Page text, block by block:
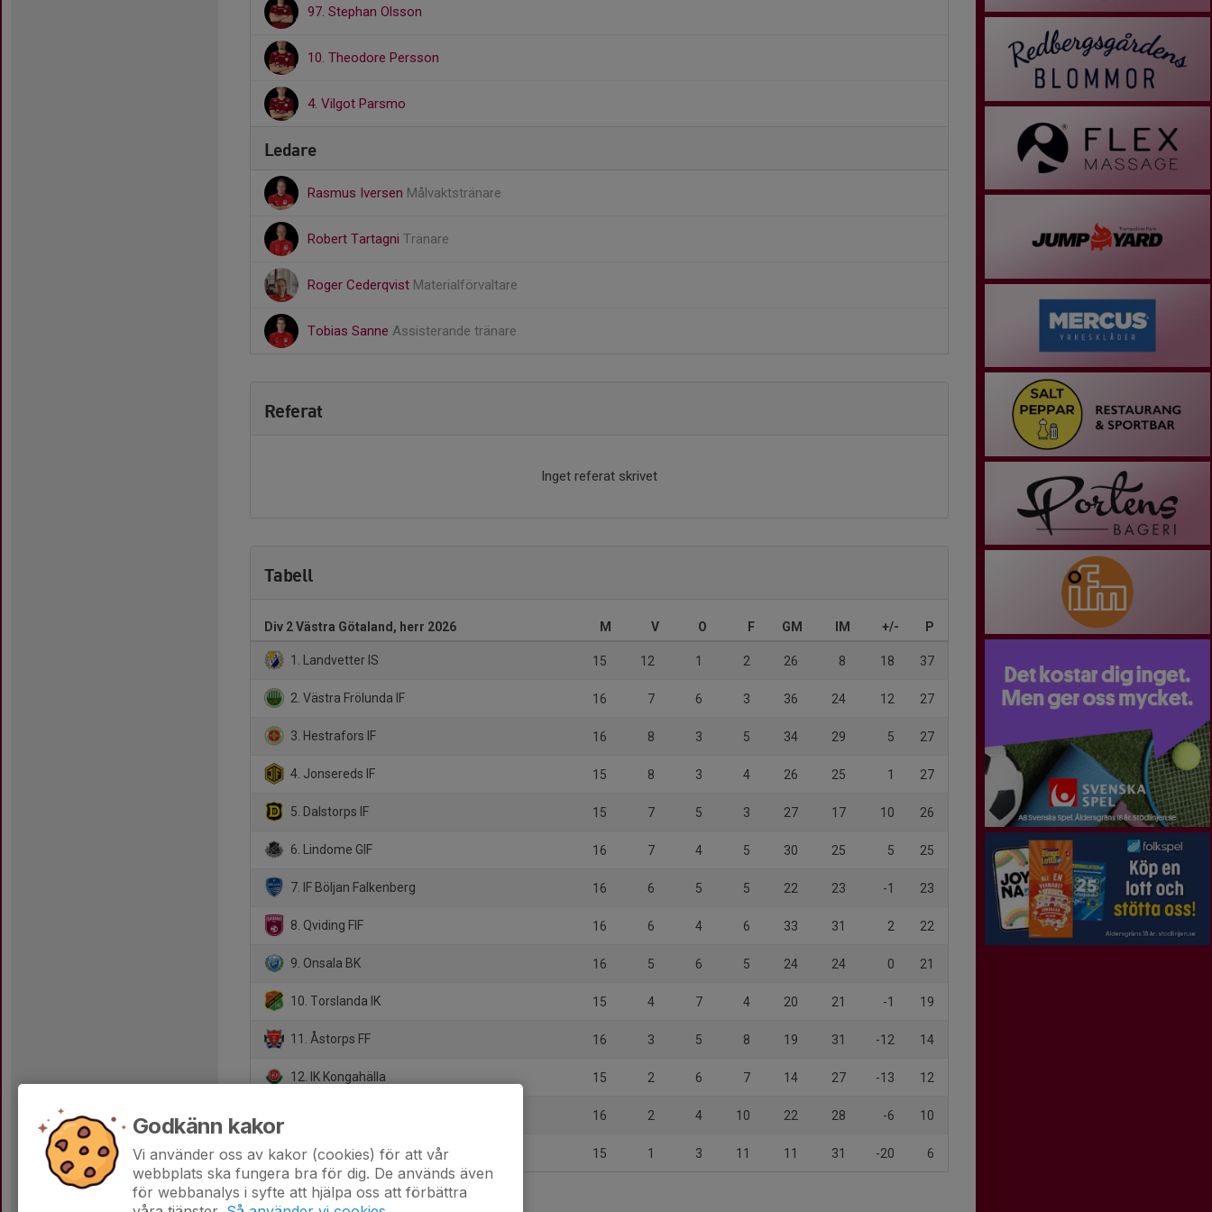
97. Stephan Olsson
10. Theodore Persson
4. Vilgot Parsmo
Ledare
Rasmus Iversen Målvaktstränare
Robert Tartagni Tränare
Roger Cederqvist Materialförvaltare
Tobias Sanne Assisterande tränare
Referat
Inget referat skrivet
Tabell
Div 2 Västra Götaland, herr 2026 M V O F GM IM +/- P
1. Landvetter IS 15 12 1 2 26 8 18 37
2. Västra Frölunda IF 16 7 6 3 36 24 12 27
3. Hestrafors IF 16 8 3 5 34 29 5 27
4. Jonsereds IF 15 8 3 4 26 25 1 27
5. Dalstorps IF 15 7 5 3 27 17 10 26
6. Lindome GIF 16 7 4 5 30 25 5 25
7. IF Böljan Falkenberg 16 6 5 5 22 23 -1 23
8. Qviding FIF 16 6 4 6 33 31 2 22
9. Onsala BK 16 5 6 5 24 24 0 21
10. Torslanda IK 15 4 7 4 20 21 -1 19
11. Åstorps FF 16 3 5 8 19 31 -12 14
12. IK Kongahälla 15 2 6 7 14 27 -13 12
16 2 4 10 22 28 -6 10
14. BK Astrio 15 1 3 11 11 31 -20 6
Godkänn kakor
Vi använder oss av kakor (cookies) för att vår
webbplats ska fungera bra för dig. De används även
för webbanalys i syfte att hjälpa oss att förbättra